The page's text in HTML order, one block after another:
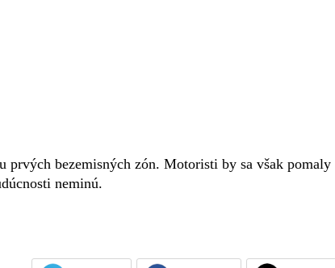
bezemisných zón. Motoristi by sa však pomaly
neminú.